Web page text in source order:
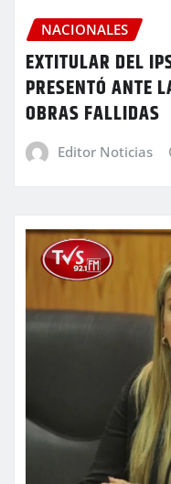
NACIONALES
EXTITULAR DEL
PRESENTÓ ANTE
OBRAS FALLIDAS
Editor Noticias